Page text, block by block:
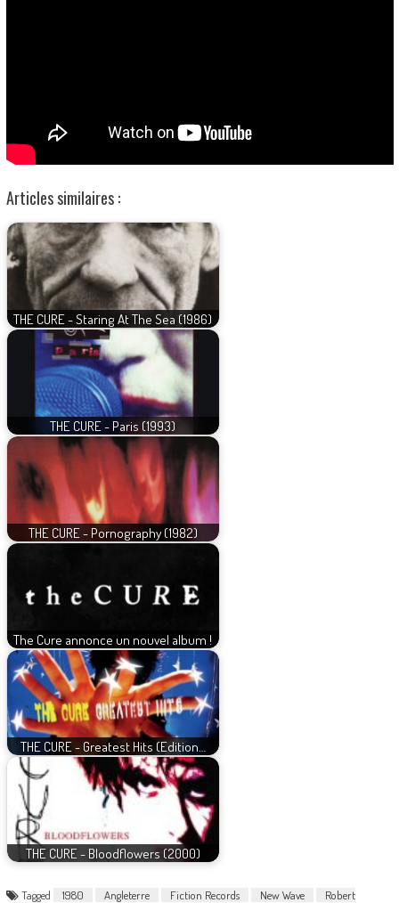
Articles similaires :
THE CURE - Staring At The Sea (1986)
THE CURE - Paris (1993)
THE CURE - Pornography (1982)
The Cure annonce un nouvel album !
THE CURE - Greatest Hits (Edition…
THE CURE - Bloodflowers (2000)
Tagged 1980 Angleterre Fiction Records New Wave
Robert